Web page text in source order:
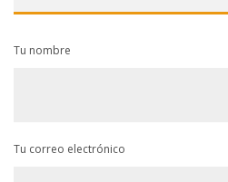
Tu nombre
Tu correo electrónico